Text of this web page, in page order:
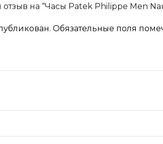
на “Часы Patek Philippe Men
Обязательные поля
звёзд